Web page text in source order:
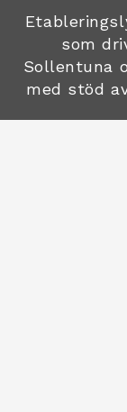
som
Sollentuna
med stöd